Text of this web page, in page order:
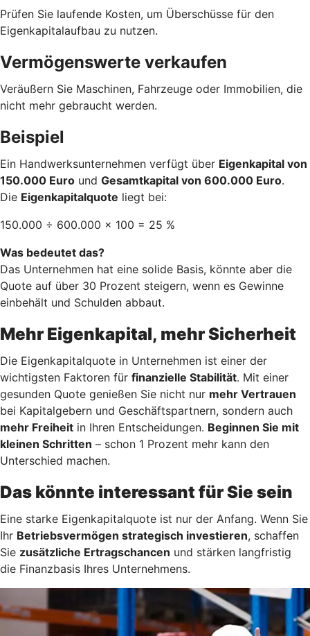
Prüfen Sie laufende Kosten, um Überschüsse für den
Eigenkapitalaufbau zu nutzen.
Vermögenswerte verkaufen
Veräußern Sie Maschinen, Fahrzeuge oder Immobilien, die
nicht mehr gebraucht werden.
Beispiel
Ein Handwerksunternehmen verfügt über Eigenkapital von
150.000 Euro und Gesamtkapital von 600.000 Euro.
Die Eigenkapitalquote liegt bei:
150.000 ÷ 600.000 × 100 = 25 %
Was bedeutet das?
Das Unternehmen hat eine solide Basis, könnte aber die
Quote auf über 30 Prozent steigern, wenn es Gewinne
einbehält und Schulden abbaut.
Mehr Eigenkapital, mehr Sicherheit
Die Eigenkapitalquote in Unternehmen ist einer der
wichtigsten Faktoren für finanzielle Stabilität. Mit einer
gesunden Quote genießen Sie nicht nur mehr Vertrauen
bei Kapitalgebern und Geschäftspartnern, sondern auch
mehr Freiheit in Ihren Entscheidungen. Beginnen Sie mit
kleinen Schritten – schon 1 Prozent mehr kann den
Unterschied machen.
Das könnte interessant für Sie sein
Eine starke Eigenkapitalquote ist nur der Anfang. Wenn Sie
Ihr Betriebsvermögen strategisch investieren, schaffen
Sie zusätzliche Ertragschancen und stärken langfristig
die Finanzbasis Ihres Unternehmens.